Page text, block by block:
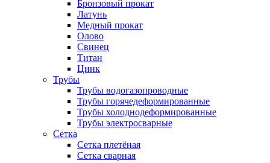
Бронзовый прокат
Латунь
Медный прокат
Олово
Свинец
Титан
Цинк
Трубы
Трубы водогазопроводные
Трубы горячедеформированные
Трубы холоднодеформированные
Трубы электросварные
Сетка
Сетка плетёная
Сетка сварная